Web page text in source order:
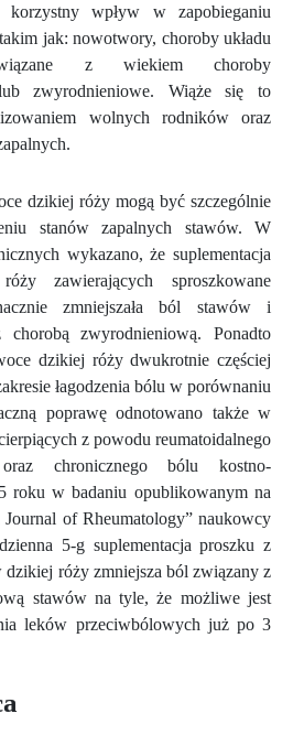
wpływ w zapobieganiu
jak: nowotwory, choroby układu
z wiekiem choroby
lub zwyrodnieniowe. Wiąże się to
wolnych rodników oraz
dzikiej róży mogą być szczególnie
stanów zapalnych stawów. W
wykazano, że suplementacja
zawierających sproszkowane
zmniejszała ból stawów i
zwyrodnieniową. Ponadto
dzikiej róży dwukrotnie częściej
łagodzenia bólu w porównaniu
poprawę odnotowano także w
z powodu reumatoidalnego
chronicznego bólu kostno-
roku w badaniu opublikowanym na
Journal of Rheumatology” naukowcy
5-g suplementacja proszku z
dzikiej róży zmniejsza ból związany z
stawów na tyle, że możliwe jest
leków przeciwbólowych już po 3